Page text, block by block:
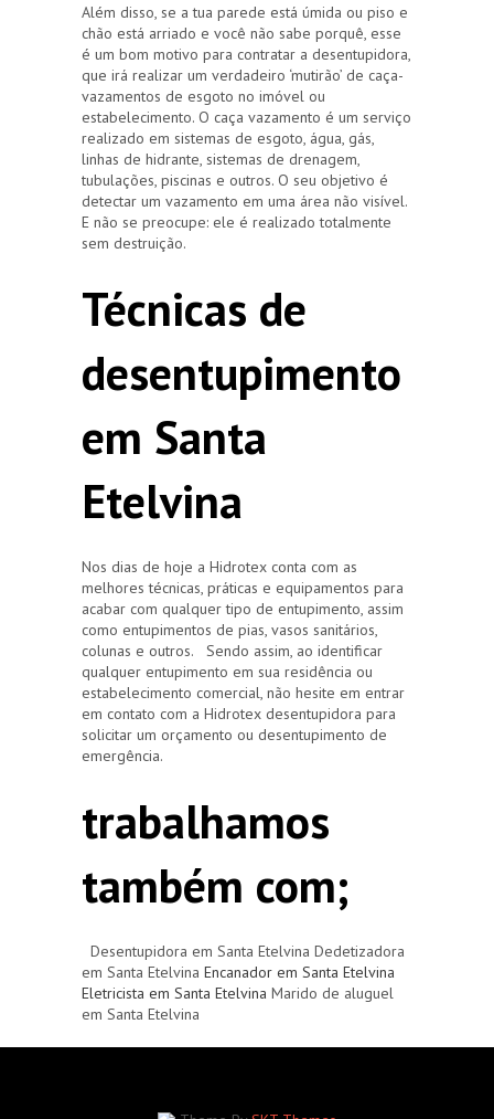
Além disso, se a tua parede está úmida ou piso e
chão está arriado e você não sabe porquê, esse
é um bom motivo para contratar a desentupidora,
que irá realizar um verdadeiro ‘mutirão’ de caça-
vazamentos de esgoto no imóvel ou
estabelecimento. O caça vazamento é um serviço
realizado em sistemas de esgoto, água, gás,
linhas de hidrante, sistemas de drenagem,
tubulações, piscinas e outros. O seu objetivo é
detectar um vazamento em uma área não visível.
E não se preocupe: ele é realizado totalmente
sem destruição.
Técnicas de
desentupimento
em Santa
Etelvina
Nos dias de hoje a Hidrotex conta com as
melhores técnicas, práticas e equipamentos para
acabar com qualquer tipo de entupimento, assim
como entupimentos de pias, vasos sanitários,
colunas e outros. Sendo assim, ao identificar
qualquer entupimento em sua residência ou
estabelecimento comercial, não hesite em entrar
em contato com a Hidrotex desentupidora para
solicitar um orçamento ou desentupimento de
emergência.
trabalhamos
também com;
Desentupidora em Santa Etelvina Dedetizadora
em Santa Etelvina Encanador em Santa Etelvina
Eletricista em Santa Etelvina Marido de aluguel
em Santa Etelvina